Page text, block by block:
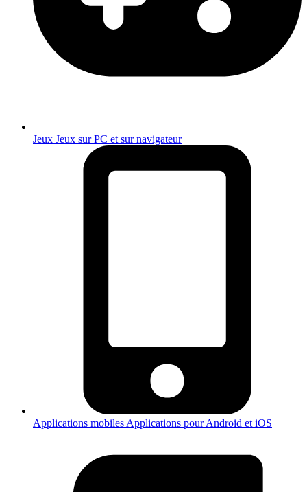
Jeux Jeux sur PC et sur navigateur
Applications mobiles Applications pour Android et iOS